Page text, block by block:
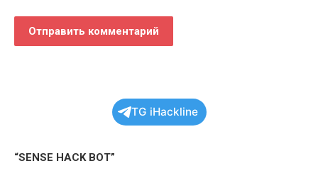
TG iHackline
“SENSE HACK BOT”